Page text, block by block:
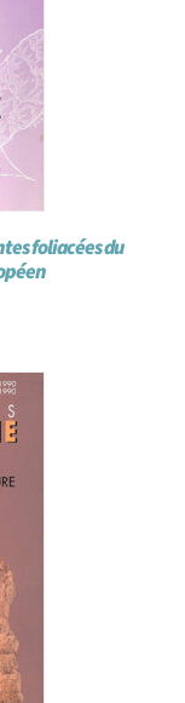
foliacées du